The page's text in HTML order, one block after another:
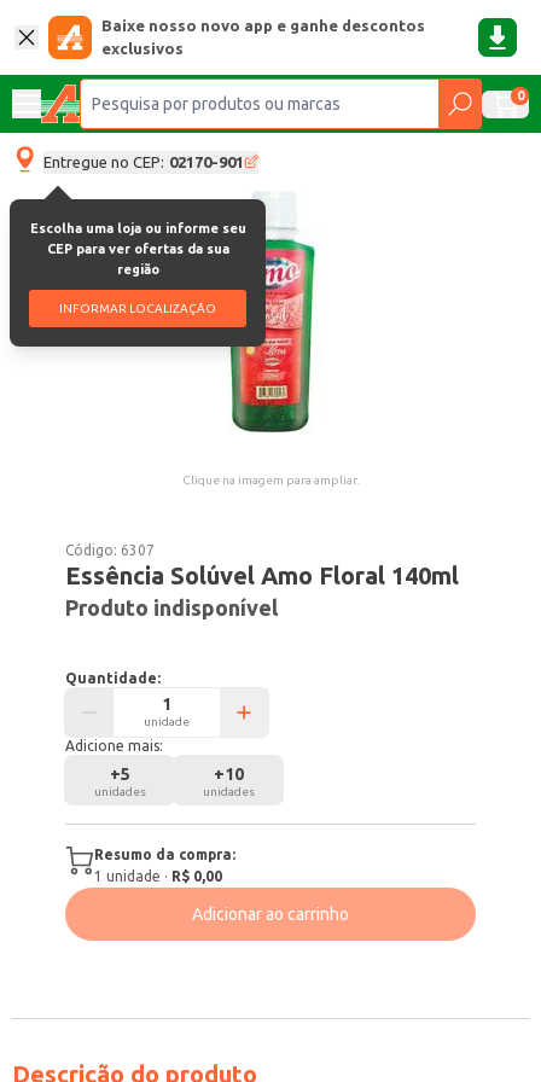
Baixe nosso novo app e ganhe descontos
exclusivos
0
Entregue no CEP: 02170-901
Escolha uma loja ou informe seu
CEP para ver ofertas da sua
região
INFORMAR LOCALIZAÇÃO
Clique na imagem para ampliar.
Código: 6307
Essência Solúvel Amo Floral 140ml
Produto indisponível
Quantidade:
unidade
Adicione mais:
+5
unidades
+10
unidades
Resumo da compra:
1 unidade · R$ 0,00
Adicionar ao carrinho
Descrição do produto